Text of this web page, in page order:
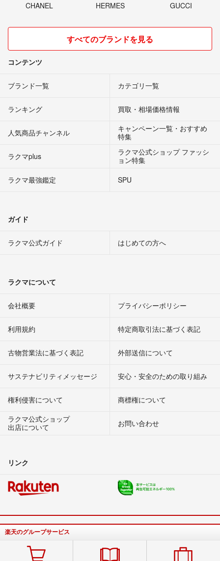
CHANEL HERMES GUCCI
すべてのブランドを見る
コンテンツ
ブランド一覧 カテゴリ一覧
ランキング 買取・相場価格情報
人気商品チャンネル
キャンペーン一覧・おすすめ
特集
ラクマplus
ラクマ公式ショップ ファッシ
ョン特集
ラクマ最強鑑定
SPU
ガイド
ラクマ公式ガイド はじめての方へ
ラクマについて
会社概要 プライバシーポリシー
利用規約 特定商取引法に基づく表記
古物営業法に基づく表記 外部送信について
サステナビリティメッセージ 安心・安全のための取り組み
権利侵害について
商標権について
ラクマ公式ショップ
出店について
お問い合わせ
リンク
楽天のグループサービス